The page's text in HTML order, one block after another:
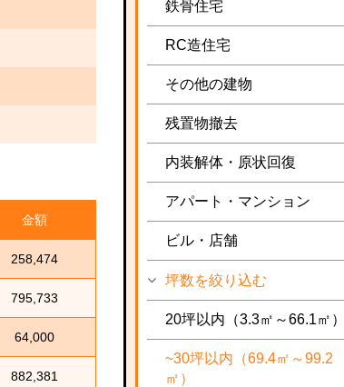
金額
258,474
795,733
64,000
882,381
鉄骨住宅
RC造住宅
その他の建物
残置物撤去
内装解体・原状回復
アパート・マンション
ビル・店舗
坪数を絞り込む
20坪以内（3.3㎡～66.1㎡）
~30坪以内（69.4㎡～99.2
㎡）